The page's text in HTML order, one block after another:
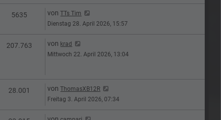
5635 ZugriffeLetzter Beitrag
vonTTs Tim
Dienstag 28. April 2026, 15:57
207.763 ZugriffeLetzter Beitrag
von krad
Mittwoch 22. April 2026, 13:04
28.001 ZugriffeLetzter Beitrag
vonThomasXB12R
Freitag 3. April 2026, 07:34
Letzter Beitrag